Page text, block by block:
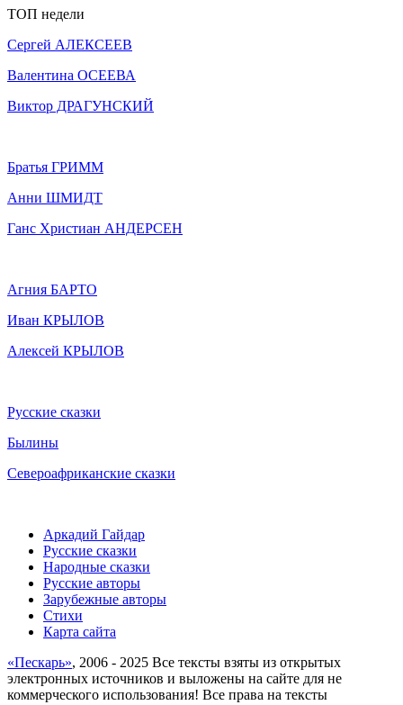
ТОП недели
Сергей АЛЕКСЕЕВ
Валентина ОСЕЕВА
Виктор ДРАГУНСКИЙ
Братья ГРИММ
Анни ШМИДТ
Ганс Христиан АНДЕРСЕН
Агния БАРТО
Иван КРЫЛОВ
Алексей КРЫЛОВ
Русские сказки
Былины
Североафриканские сказки
Аркадий Гайдар
Русские сказки
Народные сказки
Русские авторы
Зарубежные авторы
Стихи
Карта сайта
«Пескарь», 2006 - 2025 Все тексты взяты из открытых
электронных источников и выложены на сайте для не
коммерческого использования! Все права на тексты